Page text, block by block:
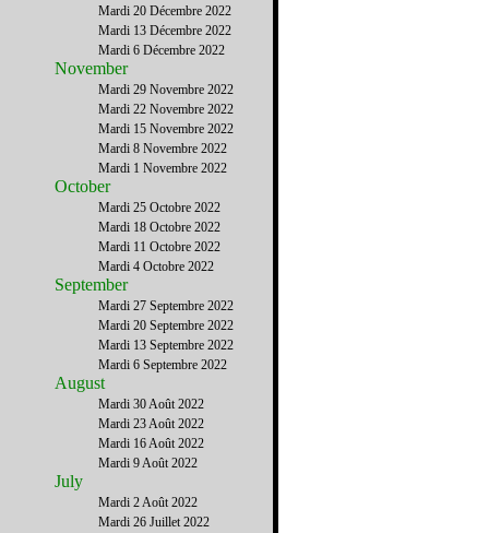
Mardi 20 Décembre 2022
Mardi 13 Décembre 2022
Mardi 6 Décembre 2022
November
Mardi 29 Novembre 2022
Mardi 22 Novembre 2022
Mardi 15 Novembre 2022
Mardi 8 Novembre 2022
Mardi 1 Novembre 2022
October
Mardi 25 Octobre 2022
Mardi 18 Octobre 2022
Mardi 11 Octobre 2022
Mardi 4 Octobre 2022
September
Mardi 27 Septembre 2022
Mardi 20 Septembre 2022
Mardi 13 Septembre 2022
Mardi 6 Septembre 2022
August
Mardi 30 Août 2022
Mardi 23 Août 2022
Mardi 16 Août 2022
Mardi 9 Août 2022
July
Mardi 2 Août 2022
Mardi 26 Juillet 2022